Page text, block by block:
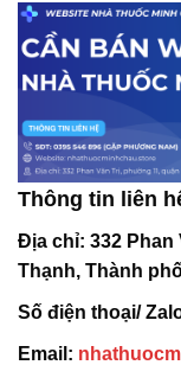
Thông tin liên
Địa chỉ: 332 Phan
Thạnh, Thành
Số điện thoại/
Email: